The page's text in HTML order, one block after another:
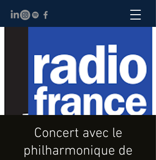
Concert avec le
philharmonique de